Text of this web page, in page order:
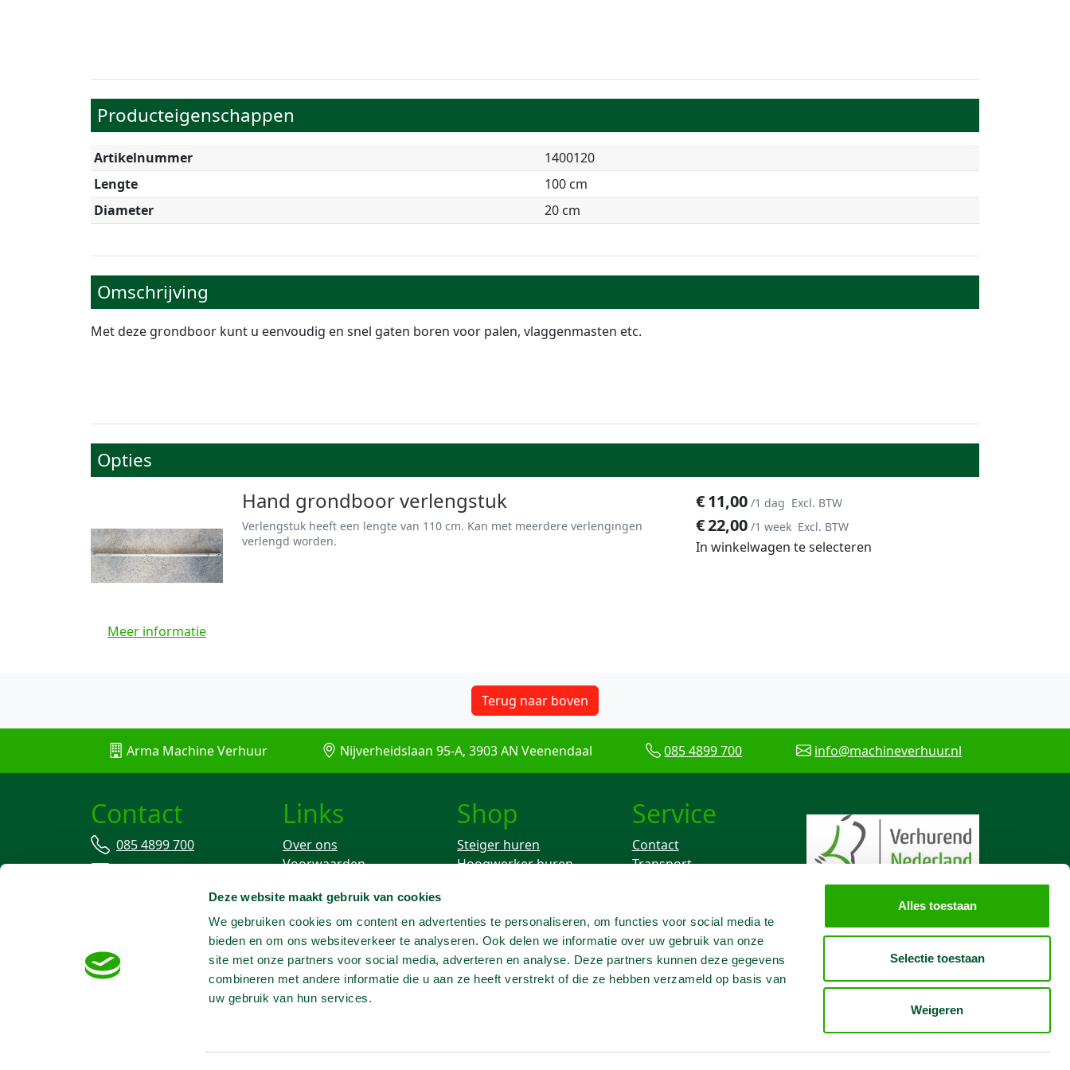
Deze website maakt gebruik van cookies
We gebruiken cookies om content en advertenties te personaliseren, om functies voor social media te
bieden en om ons websiteverkeer te analyseren. Ook delen we informatie over uw gebruik van onze
site met onze partners voor social media, adverteren en analyse. Deze partners kunnen deze gegevens
combineren met andere informatie die u aan ze heeft verstrekt of die ze hebben verzameld op basis van
uw gebruik van hun services.
Alles toestaan
Selectie toestaan
Weigeren
Producteigenschappen
Artikelnummer
1400120
Lengte
100 cm
Diameter
20 cm
Omschrijving
Met deze grondboor kunt u eenvoudig en snel gaten boren voor palen, vlaggenmasten etc.
Opties
Meer informatie
€11,00 /1 dag Excl. BTW
€22,00 /1 week Excl. BTW
In winkelwagen te selecteren
Hand grondboor verlengstuk
Verlengstuk heeft een lengte van 110 cm. Kan met meerdere verlengingen
verlengd worden.
Terug naar boven
Arma Machine Verhuur Nijverheidslaan 95-A, 3903 AN Veenendaal 085 4899 700 info@machineverhuur.nl
Contact
085 4899 700
info@machineverhuur.nl
Links
Over ons
Voorwaarden
Stofvrij werken
Shop
Steiger huren
Hoogwerker huren
Knikarm hoogwerker
huren
Telescoophoogwerker
huren
Hogedrukreiniger huren
Service
Contact
Transport